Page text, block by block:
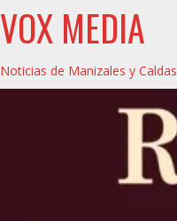
VOX MEDIA
Noticias de Manizales y Caldas